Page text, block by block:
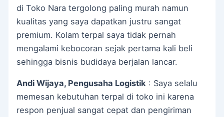
di Toko Nara tergolong paling murah namun
kualitas yang saya dapatkan justru sangat
premium. Kolam terpal saya tidak pernah
mengalami kebocoran sejak pertama kali beli
sehingga bisnis budidaya berjalan lancar.
Andi Wijaya, Pengusaha Logistik : Saya selalu
memesan kebutuhan terpal di toko ini karena
respon penjual sangat cepat dan pengiriman